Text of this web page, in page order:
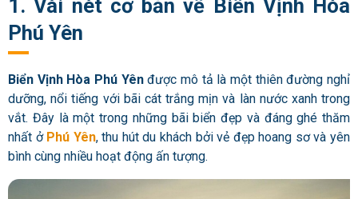
1. Vài nét cơ bản về Biển Vịnh Hòa
Phú Yên
Biển Vịnh Hòa Phú Yênđược mô tả là một thiên đường nghỉ
dưỡng, nổi tiếng với bãi cát trắng mịn và làn nước xanh trong
vắt. Đây là một trong những bãi biển đẹp và đáng ghé thăm
nhất ở Phú Yên, thu hút du khách bởi vẻ đẹp hoang sơ và yên
bình cùng nhiều hoạt động ấn tượng.